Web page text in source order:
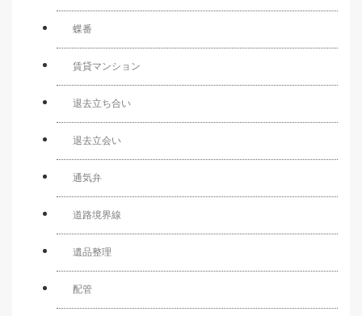
蝶番
賃貸マンション
退去立ち合い
退去立会い
通気弁
道路境界線
遺品整理
配管